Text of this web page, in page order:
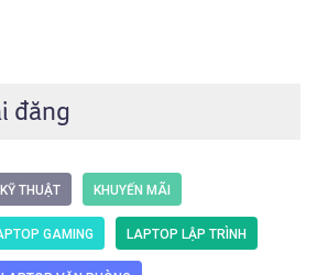
đăng
THUẬT KHUYẾN MÃI
GAMING LAPTOP LẬP TRÌNH